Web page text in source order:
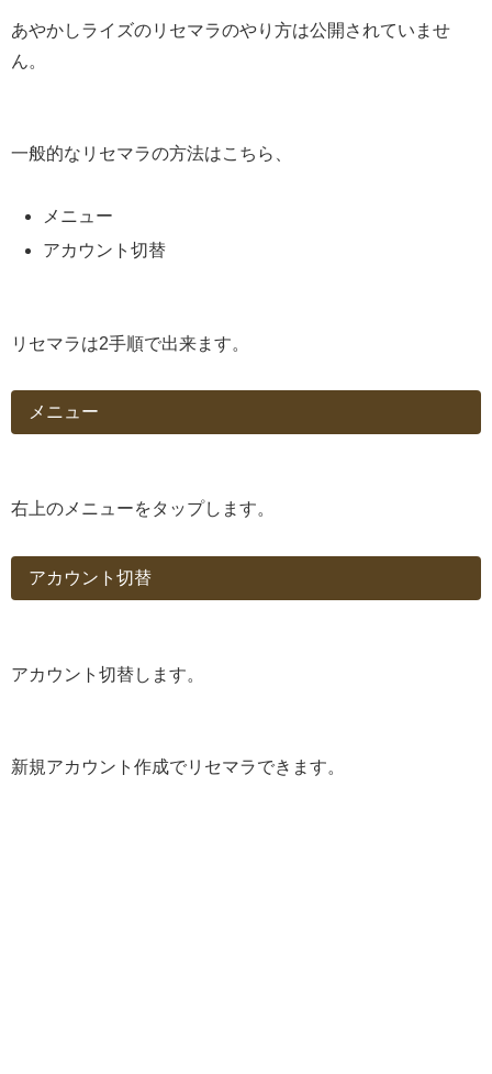
あやかしライズのリセマラのやり方は公開されていませ
ん。
一般的なリセマラの方法はこちら、
メニュー
アカウント切替
リセマラは2手順で出来ます。
メニュー
右上のメニューをタップします。
アカウント切替
アカウント切替します。
新規アカウント作成でリセマラできます。